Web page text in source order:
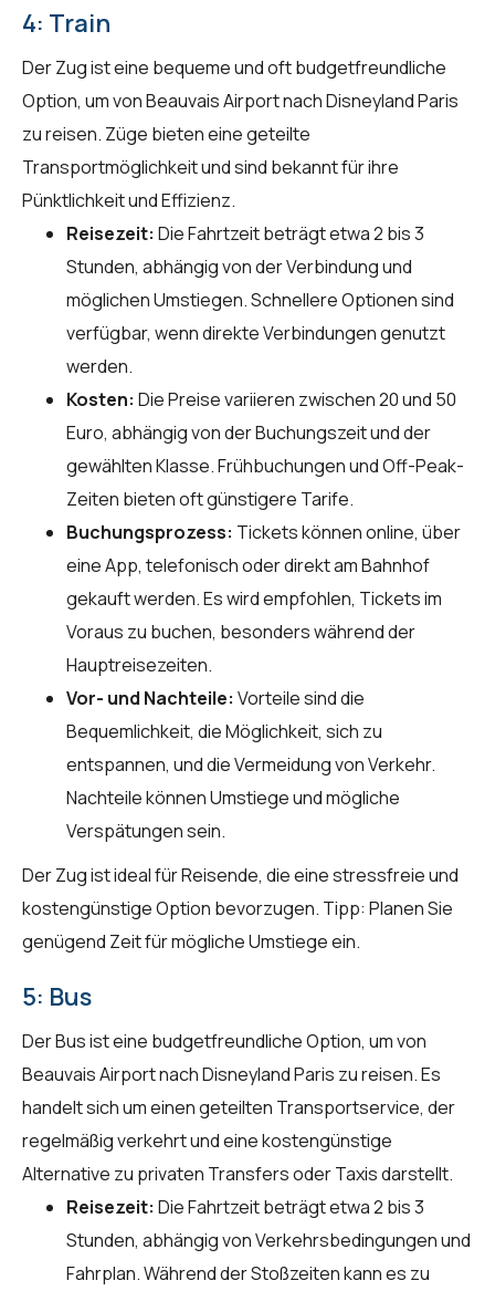
4: Train
Der Zug ist eine bequeme und oft budgetfreundliche
Option, um von Beauvais Airport nach Disneyland Paris
zu reisen. Züge bieten eine geteilte
Transportmöglichkeit und sind bekannt für ihre
Pünktlichkeit und Effizienz.
Reisezeit: Die Fahrtzeit beträgt etwa 2 bis 3
Stunden, abhängig von der Verbindung und
möglichen Umstiegen. Schnellere Optionen sind
verfügbar, wenn direkte Verbindungen genutzt
werden.
Kosten: Die Preise variieren zwischen 20 und 50
Euro, abhängig von der Buchungszeit und der
gewählten Klasse. Frühbuchungen und Off-Peak-
Zeiten bieten oft günstigere Tarife.
Buchungsprozess: Tickets können online, über
eine App, telefonisch oder direkt am Bahnhof
gekauft werden. Es wird empfohlen, Tickets im
Voraus zu buchen, besonders während der
Hauptreisezeiten.
Vor- und Nachteile: Vorteile sind die
Bequemlichkeit, die Möglichkeit, sich zu
entspannen, und die Vermeidung von Verkehr.
Nachteile können Umstiege und mögliche
Verspätungen sein.
Der Zug ist ideal für Reisende, die eine stressfreie und
kostengünstige Option bevorzugen. Tipp: Planen Sie
genügend Zeit für mögliche Umstiege ein.
5: Bus
Der Bus ist eine budgetfreundliche Option, um von
Beauvais Airport nach Disneyland Paris zu reisen. Es
handelt sich um einen geteilten Transportservice, der
regelmäßig verkehrt und eine kostengünstige
Alternative zu privaten Transfers oder Taxis darstellt.
Reisezeit: Die Fahrtzeit beträgt etwa 2 bis 3
Stunden, abhängig von Verkehrsbedingungen und
Fahrplan. Während der Stoßzeiten kann es zu